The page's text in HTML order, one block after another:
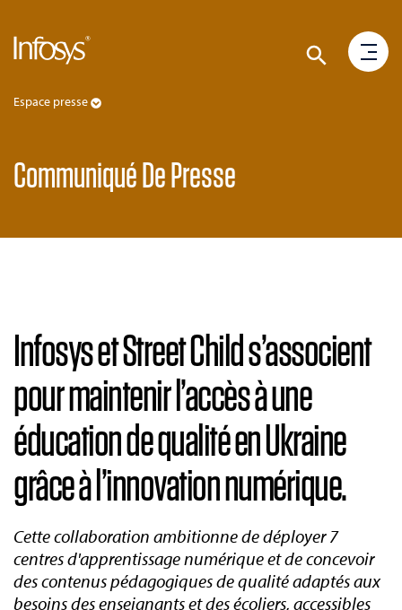
Espace presse
Communiqué De Presse
Infosys et Street Child s’associent
pour maintenir l’accès à une
éducation de qualité en Ukraine
grâce à l’innovation numérique.
Cette collaboration ambitionne de déployer 7
centres d'apprentissage numérique et de concevoir
des contenus pédagogiques de qualité adaptés aux
besoins des enseignants et des écoliers, accessibles